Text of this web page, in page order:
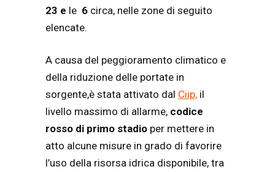
23 e le 6 circa, nelle zone di seguito
elencate.
A causa del peggioramento climatico e
della riduzione delle portate in
sorgente,è stata attivato dal Ciip, il
livello massimo di allarme, codice
rosso di primo stadio per mettere in
atto alcune misure in grado di favorire
l’uso della risorsa idrica disponibile, tra